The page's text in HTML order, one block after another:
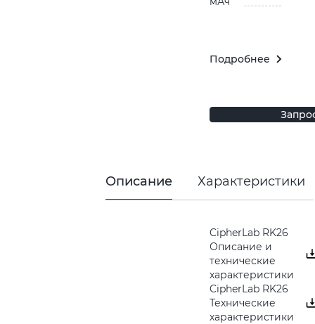
Подробнее
Описание Характеристики
CipherLab RK26
Описание и
технические
характеристики
CipherLab RK26
Технические
характеристики